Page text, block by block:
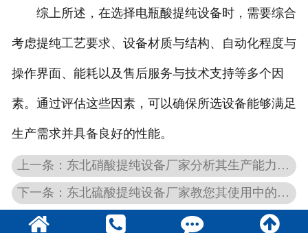
综上所述，在选择电瓶酸提纯设备时，需要综合
考虑提纯工艺要求、设备材质与结构、自动化程度与
操作界面、能耗以及售后服务与技术支持等多个因
素。通过评估这些因素，可以确保所选设备能够满足
生产需求并具备良好的性能。
上一条：东北硝酸提纯设备厂家分析其生产能力相关问题
下一条：东北硫酸提纯设备厂家教您其使用中的尾气应如何处理